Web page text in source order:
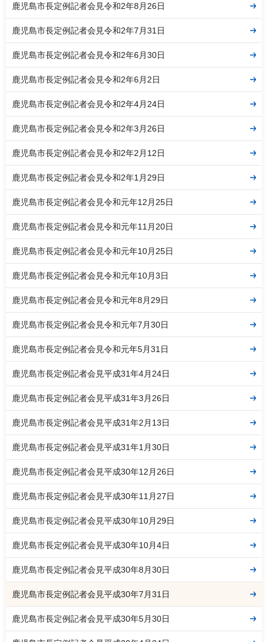
鹿児島市長定例記者会見令和2年8月26日
鹿児島市長定例記者会見令和2年7月31日
鹿児島市長定例記者会見令和2年6月30日
鹿児島市長定例記者会見令和2年6月2日
鹿児島市長定例記者会見令和2年4月24日
鹿児島市長定例記者会見令和2年3月26日
鹿児島市長定例記者会見令和2年2月12日
鹿児島市長定例記者会見令和2年1月29日
鹿児島市長定例記者会見令和元年12月25日
鹿児島市長定例記者会見令和元年11月20日
鹿児島市長定例記者会見令和元年10月25日
鹿児島市長定例記者会見令和元年10月3日
鹿児島市長定例記者会見令和元年8月29日
鹿児島市長定例記者会見令和元年7月30日
鹿児島市長定例記者会見令和元年5月31日
鹿児島市長定例記者会見平成31年4月24日
鹿児島市長定例記者会見平成31年3月26日
鹿児島市長定例記者会見平成31年2月13日
鹿児島市長定例記者会見平成31年1月30日
鹿児島市長定例記者会見平成30年12月26日
鹿児島市長定例記者会見平成30年11月27日
鹿児島市長定例記者会見平成30年10月29日
鹿児島市長定例記者会見平成30年10月4日
鹿児島市長定例記者会見平成30年8月30日
鹿児島市長定例記者会見平成30年7月31日
鹿児島市長定例記者会見平成30年5月30日